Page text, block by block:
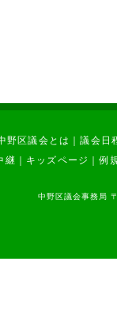
野区議会とは ｜議会日
継 キッズページ ｜例
中野区議会事務局